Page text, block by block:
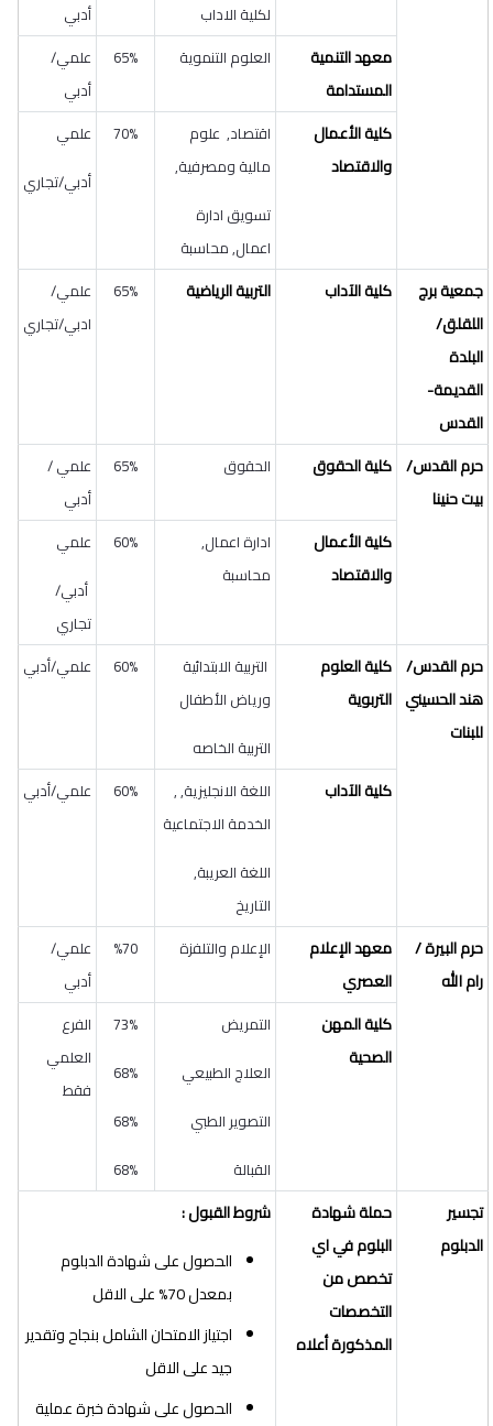
لكلية الاداب أدبي
معهد التنمية
المستدامة
العلوم التنموية 65%
علمي/
أدبي
كلية الأعمال
والاقتصاد
اقتصاد, علوم
مالية ومصرفية,
تسويق ادارة
اعمال, محاسبة
70%
علمي
أدبي/تجاري
جمعية برج
اللقلق/
البلدة
القديمة-
القدس
كلية الآداب التربية الرياضية 65%
علمي/
ادبي/تجاري
حرم القدس/
بيت حنينا
كلية الحقوق الحقوق 65%
علمي /
أدبي
كلية الأعمال
والاقتصاد
ادارة اعمال,
محاسبة
60%
علمي
أدبي/
تجاري
حرم القدس/
هند الحسيني
للبنات
كلية العلوم
التربوية
التربية الابتدائية
ورياض الأطفال
التربية الخاصه
60% علمي/أدبي
كلية الآداب
اللغة الانجليزية, ,
الخدمة الاجتماعية
اللغة العريبة,
التاريخ
60% علمي/أدبي
حرم البيرة /
رام الله
معهد الإعلام
العصري
الإعلام والتلفزة 70
%
علمي/
أدبي
كلية المهن
الصحية
التمريض
العلاج الطبيعي
التصوير الطبي
القبالة
73%
68%
68%
68%
الفرع
العلمي
فقط
تجسير
الدبلوم
حملة شهادة
البلوم في اي
تخصص من
التخصصات
المذكورة أعلاه
شروط القبول :
الحصول على شهادة الدبلوم
بمعدل 70% على الاقل
اجتياز الامتحان الشامل بنجاح وتقدير
جيد على الاقل
الحصول على شهادة خبرة عملية